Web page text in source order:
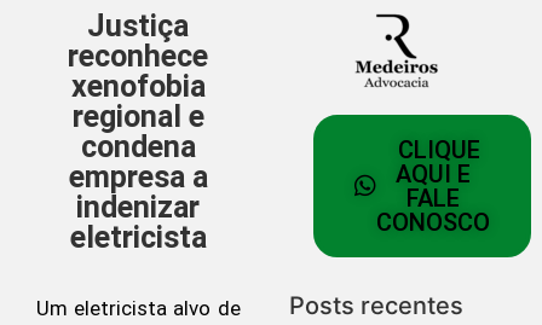
Justiça
reconhece
xenofobia
regional e
condena
empresa a
indenizar
eletricista
Um eletricista alvo de
CLIQUE
AQUI E
FALE
CONOSCO
Posts recentes